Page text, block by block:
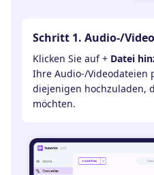
Schritt 1. Audio-/
Klicken Sie auf + Datei
Ihre Audio-/Videodateien
diejenigen hochzuladen,
möchten.